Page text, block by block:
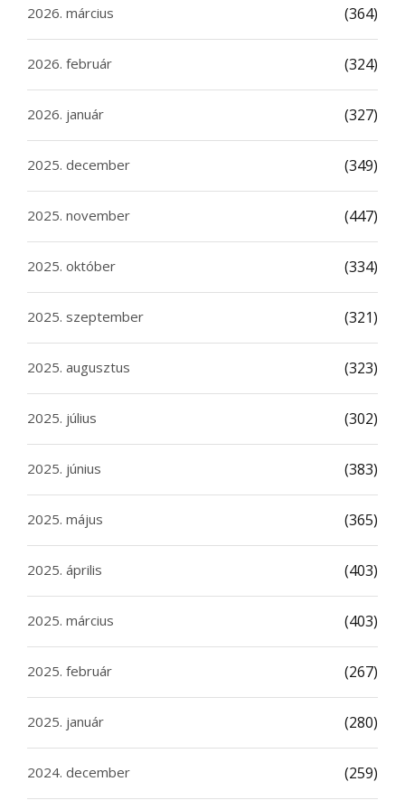
2026. március (364)
2026. február (324)
2026. január (327)
2025. december (349)
2025. november (447)
2025. október (334)
2025. szeptember (321)
2025. augusztus (323)
2025. július (302)
2025. június (383)
2025. május (365)
2025. április (403)
2025. március (403)
2025. február (267)
2025. január (280)
2024. december (259)